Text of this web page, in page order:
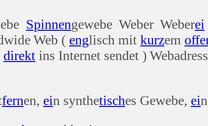
Spinnengewebe Weber Weberei
Web ( englisch mit kurzem
direkt ins Internet sendet )
fernen, ein synthetisches Gewebe, ei